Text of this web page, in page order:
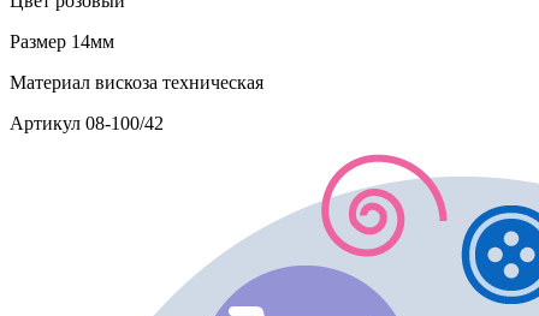
Размер 14мм
Материал вискоза техническая
Артикул 08-100/42